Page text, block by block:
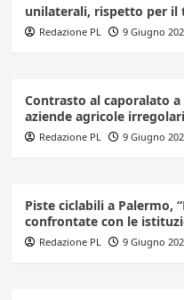
unilaterali, rispetto per il
Redazione PL 9 Giugno
Contrasto al caporalato
aziende agricole irregolari
Redazione PL 9 Giugno
Piste ciclabili a Palermo,
confrontate con le
Redazione PL 9 Giugno